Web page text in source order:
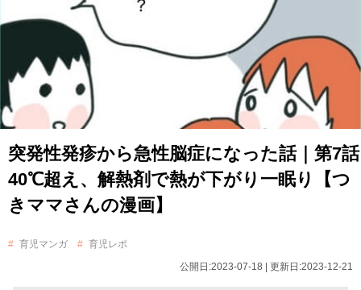
突発性発疹から急性脳症になった話｜第7話
40℃超え、解熱剤で熱が下がり一眠り【つ
きママさんの漫画】
育児マンガ
育児レポ
公開日:2023-07-18 | 更新日:2023-12-21